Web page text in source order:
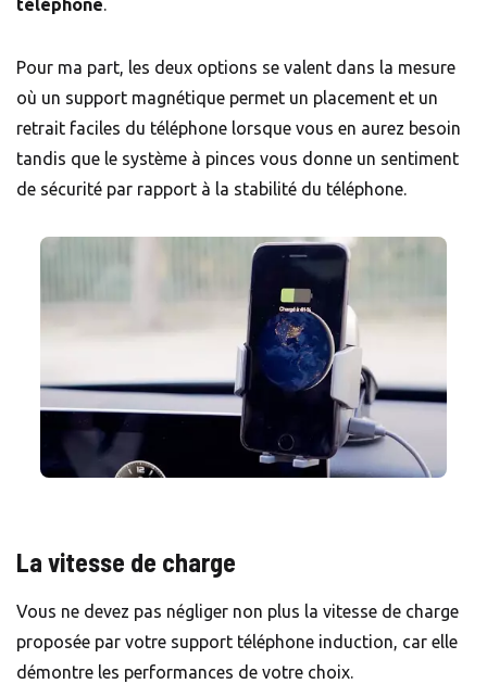
téléphone.
Pour ma part, les deux options se valent dans la mesure
où un support magnétique permet un placement et un
retrait faciles du téléphone lorsque vous en aurez besoin
tandis que le système à pinces vous donne un sentiment
de sécurité par rapport à la stabilité du téléphone.
La vitesse de charge
Vous ne devez pas négliger non plus la vitesse de charge
proposée par votre support téléphone induction, car elle
démontre les performances de votre choix.